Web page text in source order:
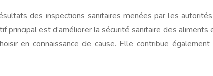
des inspections sanitaires menées par les
principal est d’améliorer la sécurité sanitaire des
en connaissance de cause. Elle contribue